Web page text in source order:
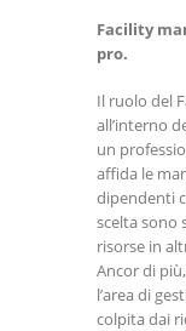
Facility
pro.
Il ruolo del
all’interno
un
affida le
dipendenti
scelta sono
risorse in
Ancor di
l’area di
colpita dai